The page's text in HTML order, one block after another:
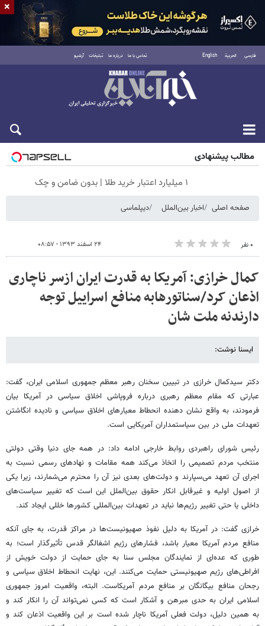
فارسی العربية English تماس با ما درباره ما تبلیغات آرشیو
شنبه ۱۷ مرداد ۱۴۰۵
مطالب پیشنهادی
۱ میلیارد اعتبار خرید طلا | بدون ضامن و چک
صفحه اصلی اخبار بین‌الملل دیپلماسی
۰ نفر ۲۴ اسفند ۱۳۹۳ - ۰۸:۵۷
کمال خرازی: آمریکا به قدرت ایران ازسر ناچاری
اذعان کرد/سناتورهابه منافع اسراییل توجه
دارندنه ملت شان
ایسنا نوشت:
دکتر سیدکمال خرازی در تبیین سخنان رهبر معظم جمهوری اسلامی ایران، گفت:
عبارتی که مقام معظم رهبری درباره فروپاشی اخلاق سیاسی در آمریکا بیان
فرمودند، به واقع نشان دهنده انحطاط معیارهای اخلاق سیاسی و نادیده انگاشتن
تعهدات ملی در بین سیاستمداران آمریکایی است.
رئیس شورای راهبردی روابط خارجی ادامه داد: در همه جای دنیا وقتی دولتی
منتخب مردم تصمیمی را اتخاذ می‌کند همه مقامات و نهادهای رسمی نسبت به
اجرای آن تعهد می‌سپارند و دولت‌های بعدی نیز آن را محترم می‌شمارند،‌ زیرا یکی
از اصول اولیه و غیرقابل انکار حقوق بین‌الملل این است که تغییر سیاست‌های
داخلی یا حتی تغییر رژیم‌ها نباید در تعهدات بین‌المللی کشورها خللی ایجاد کند.
خرازی گفت: در آمریکا به دلیل نفوذ صهیونیست‌ها در مراکز قدرت، به جای آنکه
منافع مردم آمریکا معیار باشد، فشارهای رژیم اشغالگر قدس تأثیرگذار است؛ به
طوری که عده‌ای از نمایندگان مجلس سنا به جای حمایت از دولت خویش از
افراطی‌های رژیم صهیونیستی حمایت می‌کنند. این، نهایت انحطاط اخلاق سیاسی و
رجحان منافع بیگانگان بر منافع مردم آمریکاست. البته، واقعیت امروز جمهوری
اسلامی ایران به حدی مبرهن و آشکار است که کسی نمی‌تواند آن را انکار کند و
به همین دلیل، دولت فعلی آمریکا ناچار شده است بر این واقعیت اذعان کند و
×